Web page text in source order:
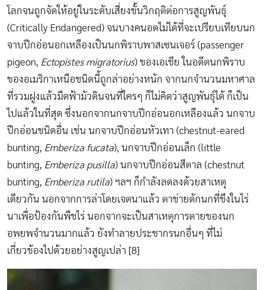
โลกจนถูกจัดให้อยู่ในระดับเสี่ยงขั้นวิกฤติต่อการสูญพันธุ์
(Critically Endangered) จนบางคนอดไม่ได้ที่จะเปรียบเทียบนก
จาบปีกอ่อนอกเหลืองเป็นนกพิราบพาสเซนเจอร์ (passenger
pigeon, Ectopistes migratorius) ของเอเชีย ในอดีตนกพิราบ
ของอเมริกาเหนือชนิดนี้ถูกล่าอย่างหนัก จากนกจำนวนมหาศาล
ที่รวมฝูงแล้วมืดฟ้ามัวดินจนที่ใครๆ ก็ไม่คิดว่าสูญพันธุ์ได้ ก็เป็น
ไปแล้วในที่สุด ซึ่งนอกจากนกจาบปีกอ่อนอกเหลืองแล้ว นกจาบ
ปีกอ่อนชนิดอื่น เช่น นกจาบปีกอ่อนหัวเทา (chestnut-eared
bunting, Emberiza fucata), นกจาบปีกอ่อนเล็ก (little
bunting, Emberiza pusilla) นกจาบปีกอ่อนสีตาล (chestnut
bunting, Emberiza rutila) ฯลฯ ก็กำลังลดลงด้วยสาเหตุ
เดียวกัน นอกจากการล่าโดยเจตนาแล้ว ตาข่ายดักนกที่ขึงในไร่
นาเพื่อป้องกันพืชไร่ นอกจากจะเป็นสาเหตุการตายของนก
อพยพจำนวนมากแล้ว ยังทำลายประชากรนกอื่นๆ ที่ไม่
เกี่ยวข้องไปด้วยอย่างสูญเปล่า [8]